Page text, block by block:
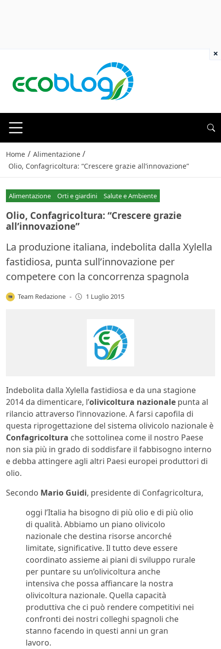
Home / Alimentazione /
Olio, Confagricoltura: “Crescere grazie all’innovazione”
Alimentazione Orti e giardini Salute e Ambiente
Olio, Confagricoltura: “Crescere grazie
all’innovazione”
La produzione italiana, indebolita dalla Xylella
fastidiosa, punta sull’innovazione per
competere con la concorrenza spagnola
Team Redazione - 1 Luglio 2015
Indebolita dalla Xylella fastidiosa e da una stagione
2014 da dimenticare, l’olivicoltura nazionale punta al
rilancio attraverso l’innovazione. A farsi capofila di
questa riprogettazione del sistema olivicolo nazionale è
Confagricoltura che sottolinea come il nostro Paese
non sia più in grado di soddisfare il fabbisogno interno
e debba attingere agli altri Paesi europei produttori di
olio.
Secondo Mario Guidi, presidente di Confagricoltura,
oggi l’Italia ha bisogno di più olio e di più olio
di qualità. Abbiamo un piano olivicolo
nazionale che destina risorse ancorché
limitate, significative. Il tutto deve essere
coordinato assieme ai piani di sviluppo rurale
per puntare su un’olivicoltura anche
intensiva che possa affiancare la nostra
olivicoltura nazionale. Quella capacità
produttiva che ci può rendere competitivi nei
confronti dei nostri colleghi spagnoli che
stanno facendo in questi anni un gran
lavoro.
×